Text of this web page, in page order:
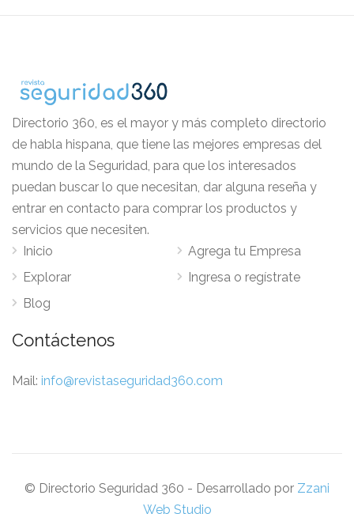
Directorio 360, es el mayor y más completo directorio
de habla hispana, que tiene las mejores empresas del
mundo de la Seguridad, para que los interesados
puedan buscar lo que necesitan, dar alguna reseña y
entrar en contacto para comprar los productos y
servicios que necesiten.
Inicio
Explorar
Blog
Agrega tu Empresa
Ingresa o regístrate
Contáctenos
Mail: info@revistaseguridad360.com
© Directorio Seguridad 360 - Desarrollado por Zzani
Web Studio